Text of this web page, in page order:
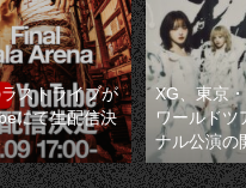
ストライブが
にて生配信決
XG、東京
ワールドツ
ナル公演の